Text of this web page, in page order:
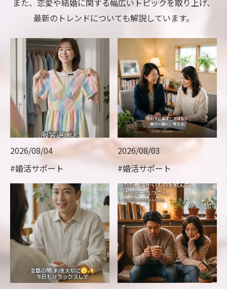
また、恋愛や結婚に関する幅広いトピックを取り上げ、
最新のトレンドについても解説しています。
2026/08/04
#婚活サポート
2026/08/03
#婚活サポート